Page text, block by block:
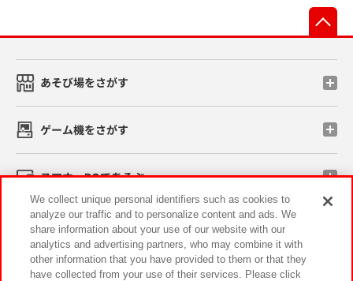
あそび場をさがす
ゲーム機をさがす
スマホ・PCであそぶ
イベント・キャンペーン
We collect unique personal identifiers such as cookies to
analyze our traffic and to personalize content and ads. We
share information about your use of our website with our
analytics and advertising partners, who may combine it with
other information that you have provided to them or that they
have collected from your use of their services. Please click